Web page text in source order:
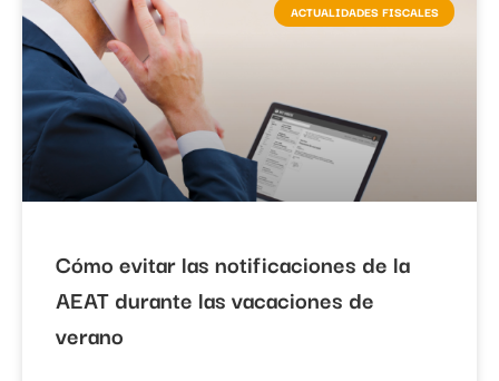
ACTUALIDADES FISCALES
Cómo evitar las notificaciones de la
AEAT durante las vacaciones de
verano